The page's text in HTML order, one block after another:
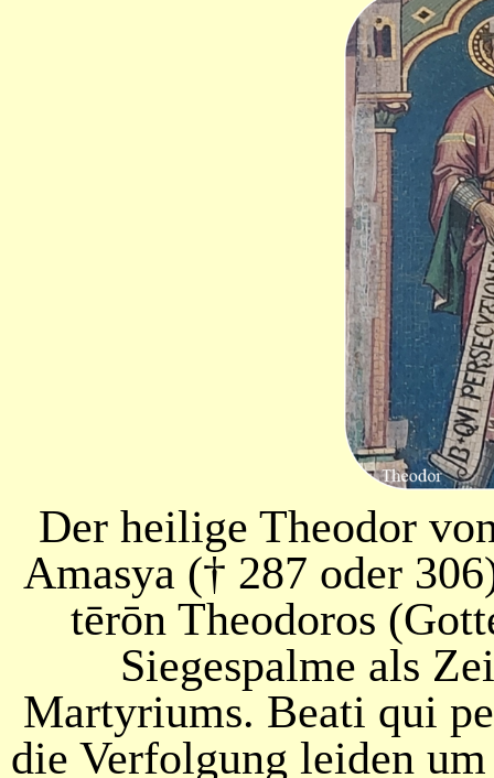
Der heilige Theodor
Amasya († 287 oder
tērōn Theodoros
Siegespalme als
Martyriums. Beati qui
die Verfolgung leiden